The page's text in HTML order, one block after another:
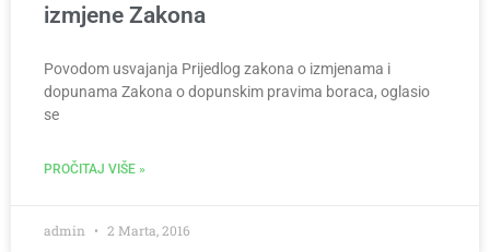
izmjene Zakona
Povodom usvajanja Prijedlog zakona o izmjenama i
dopunama Zakona o dopunskim pravima boraca, oglasio
se
PROČITAJ VIŠE »
admin 2 Marta, 2016